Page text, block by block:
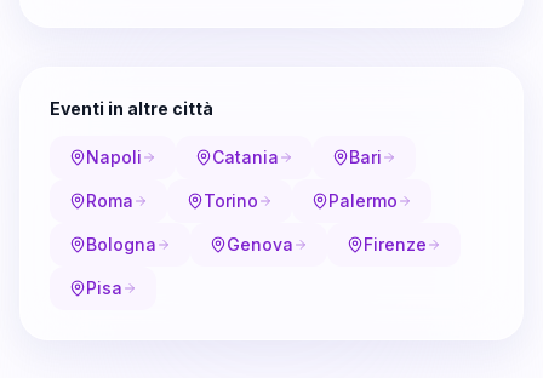
Eventi in altre città
Napoli Catania Bari
Roma Torino Palermo
Bologna Genova Firenze
Pisa